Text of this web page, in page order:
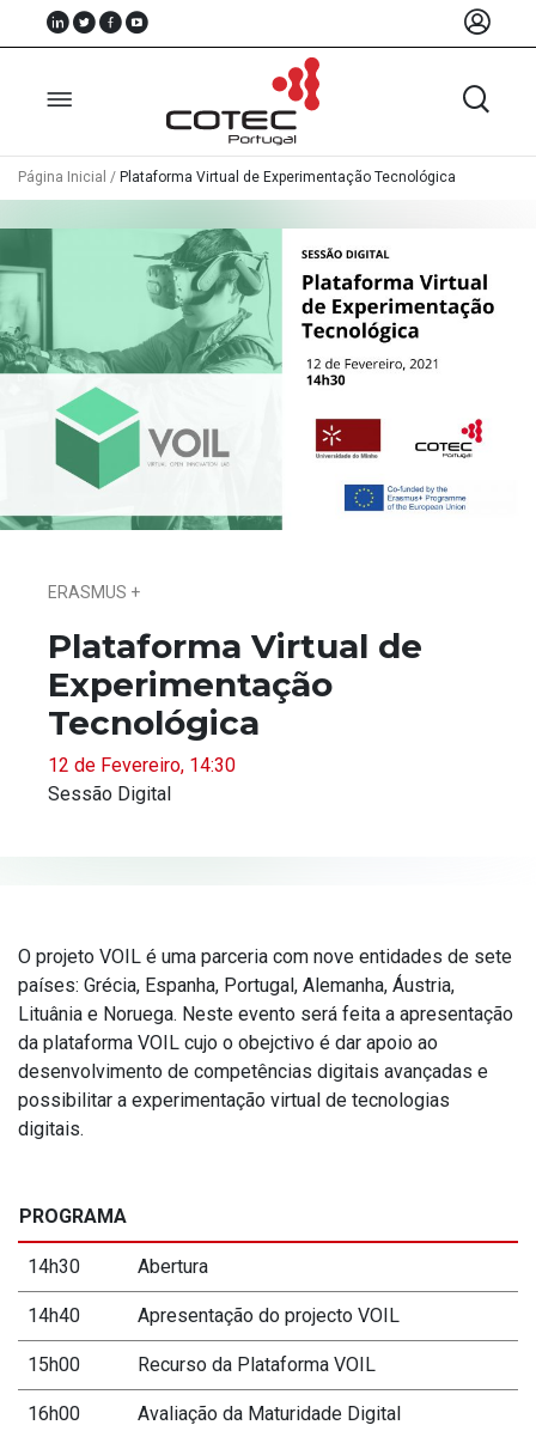
Sobre
Nós
Recursos
Notícias
Eventos
Projectos
Página Inicial / Plataforma Virtual de Experimentação Tecnológica
ERASMUS +
Plataforma Virtual de
Experimentação
Tecnológica
12 de Fevereiro, 14:30
Sessão Digital
O projeto VOIL é uma parceria com nove entidades de sete
países: Grécia, Espanha, Portugal, Alemanha, Áustria,
Lituânia e Noruega. Neste evento será feita a apresentação
da plataforma VOIL cujo o obejctivo é dar apoio ao
desenvolvimento de competências digitais avançadas e
possibilitar a experimentação virtual de tecnologias
digitais.
PROGRAMA
14h30 Abertura
14h40 Apresentação do projecto VOIL
15h00 Recurso da Plataforma VOIL
16h00 Avaliação da Maturidade Digital